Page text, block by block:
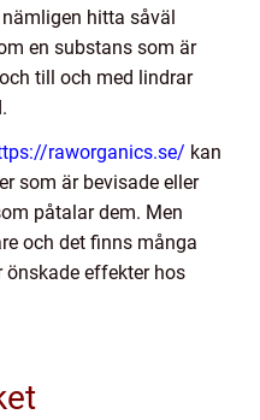
hitta såväl
en substans som är
till och med lindrar
raworganics.se/ kan
som är bevisade eller
påtalar dem. Men
och det finns många
önskade effekter hos